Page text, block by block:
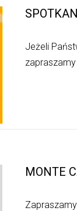
Jeżeli
zapraszamy
MONTE